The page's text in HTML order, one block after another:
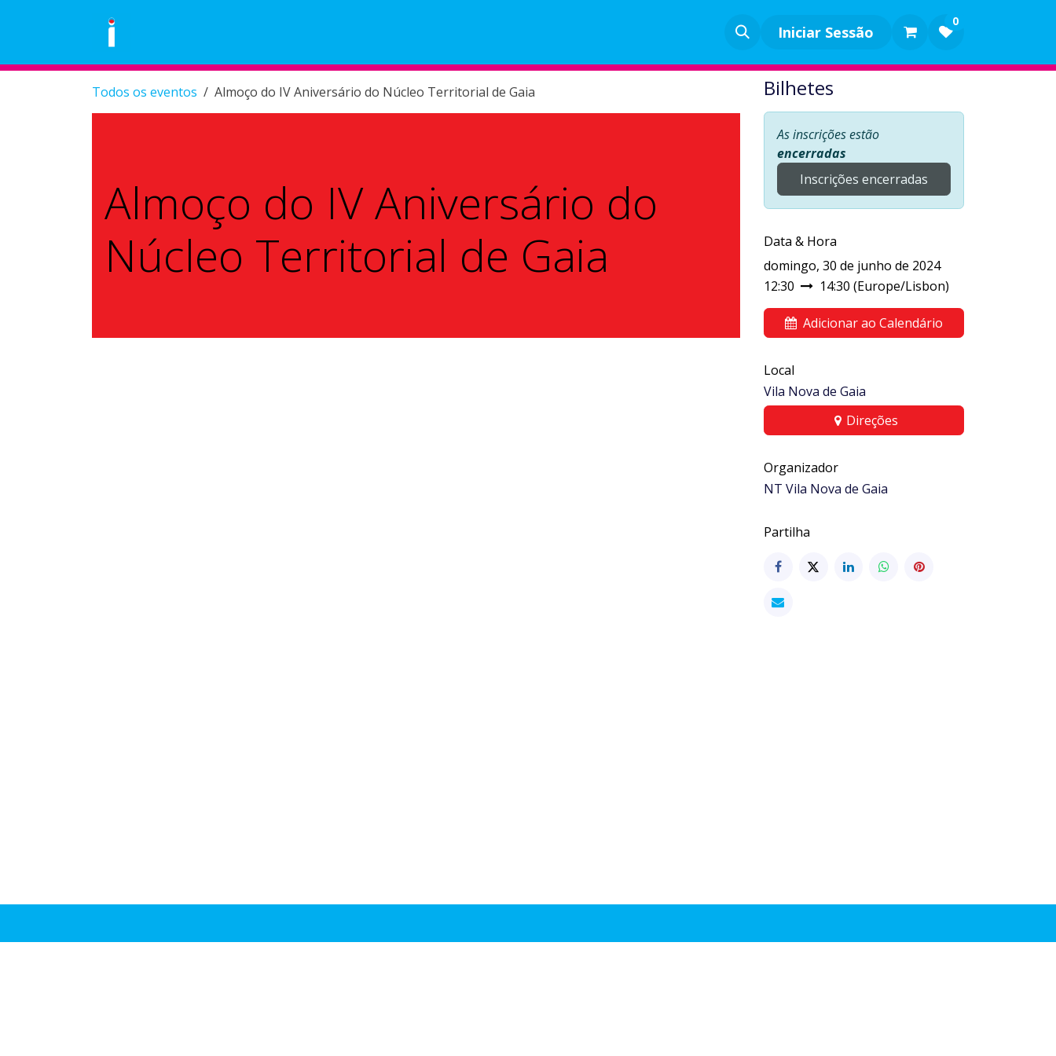
Iniciar Sessão
0
Todos os eventos Almoço do IV Aniversário do Núcleo Territorial de Gaia
Almoço do IV Aniversário do
Núcleo Territorial de Gaia
Bilhetes
As inscrições estão
encerradas
Inscrições encerradas
Data & Hora
domingo, 30 de junho de 2024
12:30
14:30 (Europe/Lisbon)
Adicionar ao Calendário
Local
Vila Nova de Gaia
Direções
Organizador
NT Vila Nova de Gaia
Partilha